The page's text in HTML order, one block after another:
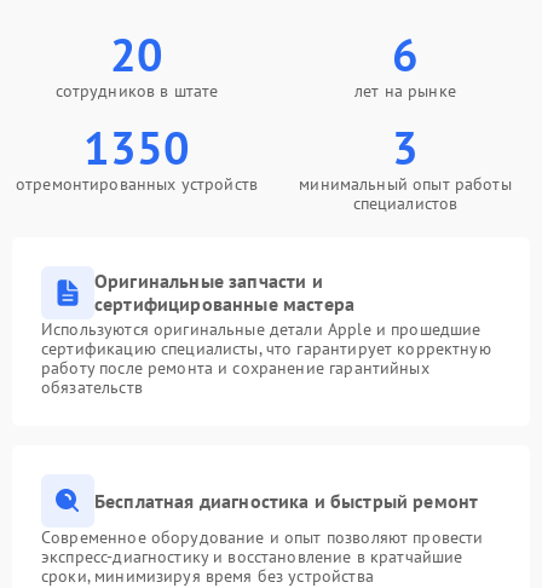
20
сотрудников в штате
6
лет на рынке
1350
отремонтированных устройств
3
минимальный опыт работы
специалистов
Оригинальные запчасти и
сертифицированные мастера
Используются оригинальные детали Apple и прошедшие
сертификацию специалисты, что гарантирует корректную
работу после ремонта и сохранение гарантийных
обязательств
Бесплатная диагностика и быстрый ремонт
Современное оборудование и опыт позволяют провести
экспресс-диагностику и восстановление в кратчайшие
сроки, минимизируя время без устройства